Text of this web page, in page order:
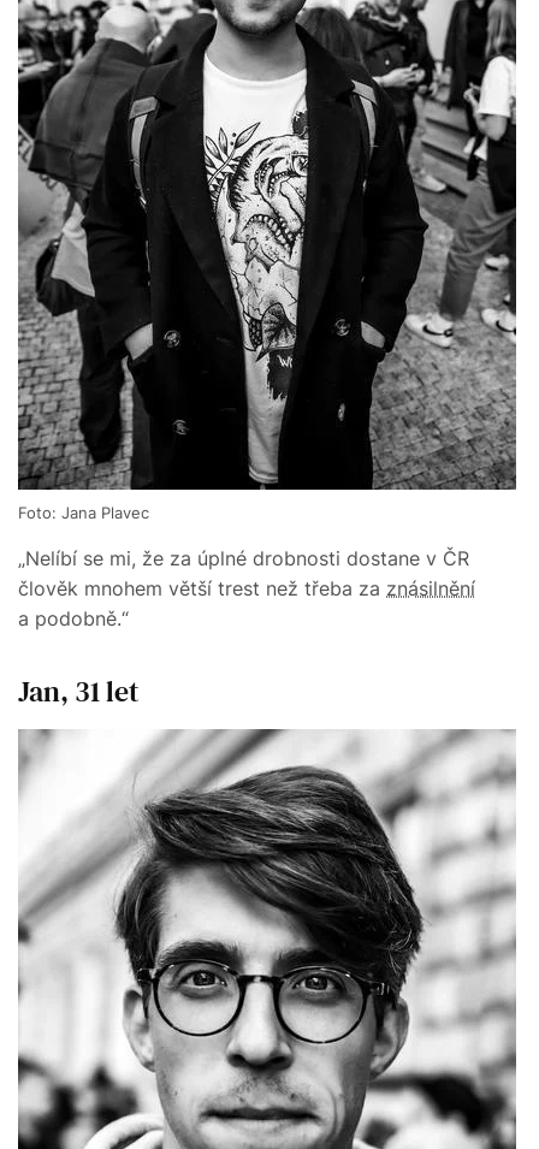
Foto: Jana Plavec
„Nelíbí se mi, že za úplné drobnosti dostane v ČR
člověk mnohem větší trest než třeba za znásilnění
a podobně.“
Jan, 31 let